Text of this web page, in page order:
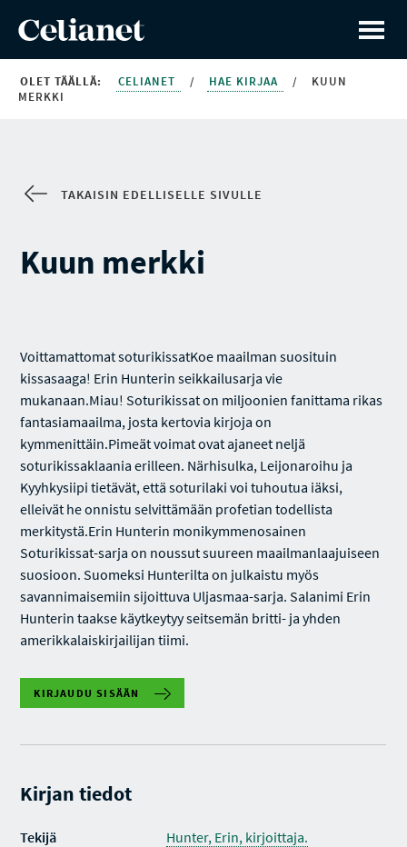
OLET TÄÄLLÄ: CELIANET / HAE KIRJAA /
KUUN
MERKKI
TAKAISIN EDELLISELLE SIVULLE
Kuun merkki
Voittamattomat soturikissatKoe maailman suosituin
kissasaaga! Erin Hunterin seikkailusarja vie
mukanaan.Miau! Soturikissat on miljoonien fanittama rikas
fantasiamaailma, josta kertovia kirjoja on
kymmenittäin.Pimeät voimat ovat ajaneet neljä
soturikissaklaania erilleen. Närhisulka, Leijonaroihu ja
Kyyhkysiipi tietävät, että soturilaki voi tuhoutua iäksi,
elleivät he onnistu selvittämään profetian todellista
merkitystä.Erin Hunterin monikymmenosainen
Soturikissat-sarja on noussut suureen maailmanlaajuiseen
suosioon. Suomeksi Hunterilta on julkaistu myös
savannimaisemiin sijoittuva Uljasmaa-sarja. Salanimi Erin
Hunterin taakse käytkeytyy seitsemän britti- ja yhden
amerikkalaiskirjailijan tiimi.
KIRJAUDU SISÄÄN
Kirjan tiedot
Tekijä
Hunter, Erin, kirjoittaja.